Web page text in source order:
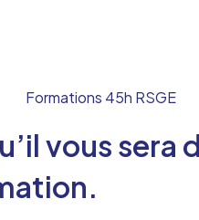
Formations 45h RSGE
vous sera